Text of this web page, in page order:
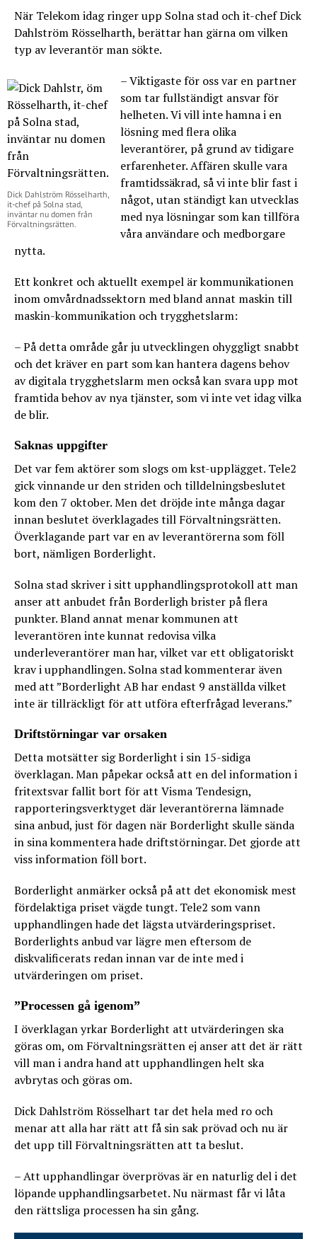
När Telekom idag ringer upp Solna stad och it-chef Dick
Dahlström Rösselharth, berättar han gärna om vilken
typ av leverantör man sökte.
Dick Dahlström Rösselharth,
it-chef på Solna stad,
inväntar nu domen från
Förvaltningsrätten.
– Viktigaste för oss var en partner
som tar fullständigt ansvar för
helheten. Vi vill inte hamna i en
lösning med flera olika
leverantörer, på grund av tidigare
erfarenheter. Affären skulle vara
framtidssäkrad, så vi inte blir fast i
något, utan ständigt kan utvecklas
med nya lösningar som kan tillföra
våra användare och medborgare
nytta.
Ett konkret och aktuellt exempel är kommunikationen
inom omvårdnadssektorn med bland annat maskin till
maskin-kommunikation och trygghetslarm:
– På detta område går ju utvecklingen ohyggligt snabbt
och det kräver en part som kan hantera dagens behov
av digitala trygghetslarm men också kan svara upp mot
framtida behov av nya tjänster, som vi inte vet idag vilka
de blir.
Saknas uppgifter
Det var fem aktörer som slogs om kst-upplägget. Tele2
gick vinnande ur den striden och tilldelningsbeslutet
kom den 7 oktober. Men det dröjde inte många dagar
innan beslutet överklagades till Förvaltningsrätten.
Överklagande part var en av leverantörerna som föll
bort, nämligen Borderlight.
Solna stad skriver i sitt upphandlingsprotokoll att man
anser att anbudet från Borderligh brister på flera
punkter. Bland annat menar kommunen att
leverantören inte kunnat redovisa vilka
underleverantörer man har, vilket var ett obligatoriskt
krav i upphandlingen. Solna stad kommenterar även
med att ”Borderlight AB har endast 9 anställda vilket
inte är tillräckligt för att utföra efterfrågad leverans.”
Driftstörningar var orsaken
Detta motsätter sig Borderlight i sin 15-sidiga
överklagan. Man påpekar också att en del information i
fritextsvar fallit bort för att Visma Tendesign,
rapporteringsverktyget där leverantörerna lämnade
sina anbud, just för dagen när Borderlight skulle sända
in sina kommentera hade driftstörningar. Det gjorde att
viss information föll bort.
Borderlight anmärker också på att det ekonomisk mest
fördelaktiga priset vägde tungt. Tele2 som vann
upphandlingen hade det lägsta utvärderingspriset.
Borderlights anbud var lägre men eftersom de
diskvalificerats redan innan var de inte med i
utvärderingen om priset.
”Processen gå igenom”
I överklagan yrkar Borderlight att utvärderingen ska
göras om, om Förvaltningsrätten ej anser att det är rätt
vill man i andra hand att upphandlingen helt ska
avbrytas och göras om.
Dick Dahlström Rösselhart tar det hela med ro och
menar att alla har rätt att få sin sak prövad och nu är
det upp till Förvaltningsrätten att ta beslut.
– Att upphandlingar överprövas är en naturlig del i det
löpande upphandlingsarbetet. Nu närmast får vi låta
den rättsliga processen ha sin gång.